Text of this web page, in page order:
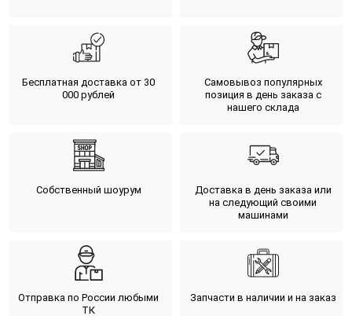
Бесплатная доставка от 30
000 рублей
Самовывоз популярных
позиция в день заказа с
нашего склада
Собственный шоурум
Доставка в день заказа или
на следующий своими
машинами
Отправка по России любыми
ТК
Запчасти в наличии и на заказ